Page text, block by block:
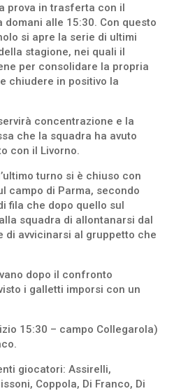
prova in trasferta con il
domani alle 15:30. Con questo
si apre la serie di ultimi
stagione, nei quali il
per consolidare la propria
chiudere in positivo la
concentrazione e la
che la squadra ha avuto
con il Livorno.
turno si è chiuso con
campo di Parma, secondo
fila che dopo quello sul
squadra di allontanarsi dal
di avvicinarsi al gruppetto che
dopo il confronto
i galletti imporsi con un
15:30 – campo Collegarola)
giocatori: Assirelli,
Coppola, Di Franco, Di